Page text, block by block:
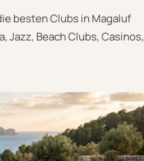
besten Clubs in Magaluf
Jazz, Beach Clubs, Casinos,